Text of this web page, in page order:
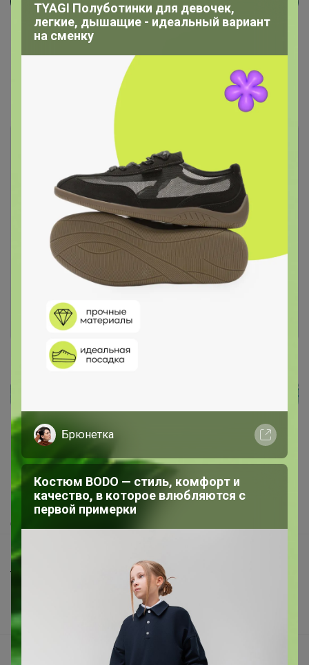
Показаны записи
Чтобы ответить или задать вопрос
необходимо авторизоваться на сайте
Это займет меньше минуты
Войти
Как здесь все устроено?
Как сделать заказ?
Как получить?
Доставка
Шоурумы
Торговые марки
В наличии
Подарочные сертификаты
TYAGI Полуботинки для девочек,
легкие, дышащие - идеальный вариант
на сменку
Брюнетка
Костюм BODO — стиль, комфорт и
качество, в которое влюбляются с
первой примерки